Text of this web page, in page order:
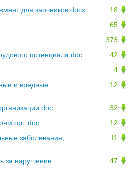
18
для заочников.docx
65
373
42
потенциала.doc
4
12
и вредные
32
12
11
заболевания,
47
за нарушение